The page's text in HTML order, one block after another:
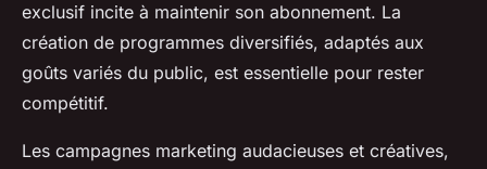
exclusif incite à maintenir son abonnement. La
création de programmes diversifiés, adaptés aux
goûts variés du public, est essentielle pour rester
compétitif.
Les campagnes marketing audacieuses et créatives,